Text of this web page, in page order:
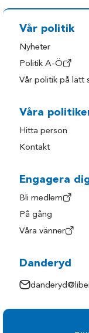
Vår politik
Nyheter
Politik A-Ö
Vår politik på lätt
Våra
Hitta person
Kontakt
Engagera
Bli medlem
På gång
Våra vänner
Danderyd